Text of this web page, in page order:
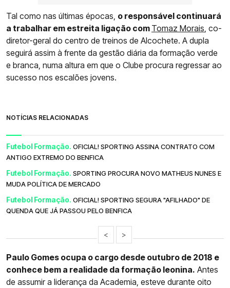
Tal como nas últimas épocas, o responsável continuará
a trabalhar em estreita ligação com Tomaz Morais, co-
diretor-geral do centro de treinos de Alcochete. A dupla
seguirá assim à frente da gestão diária da formação verde
e branca, numa altura em que o Clube procura regressar ao
sucesso nos escalões jovens.
NOTÍCIAS RELACIONADAS
Futebol Formação. OFICIAL! SPORTING ASSINA CONTRATO COM
ANTIGO EXTREMO DO BENFICA
Futebol Formação. SPORTING PROCURA NOVO MATHEUS NUNES E
MUDA POLÍTICA DE MERCADO
Futebol Formação. OFICIAL! SPORTING SEGURA "AFILHADO" DE
QUENDA QUE JÁ PASSOU PELO BENFICA
< >
Paulo Gomes ocupa o cargo desde outubro de 2018 e
conhece bem a realidade da formação leonina. Antes
de assumir a liderança da Academia, esteve durante oito